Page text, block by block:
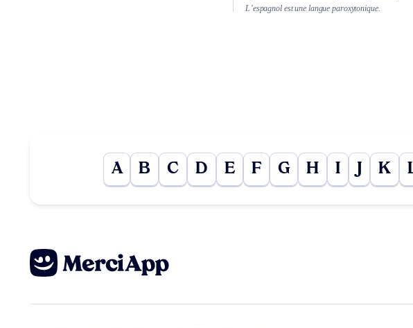
L’espagnol est une langue paroxytonique.
A B C D E F G H I J K